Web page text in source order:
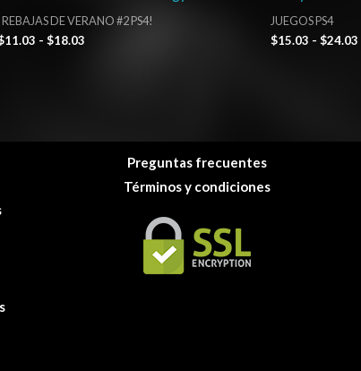
DE VERANO #2 PS4!
11.03 - $18.03
JUEGOS PS4
$15.03 - $24.03
Preguntas frecuentes
Términos y condiciones